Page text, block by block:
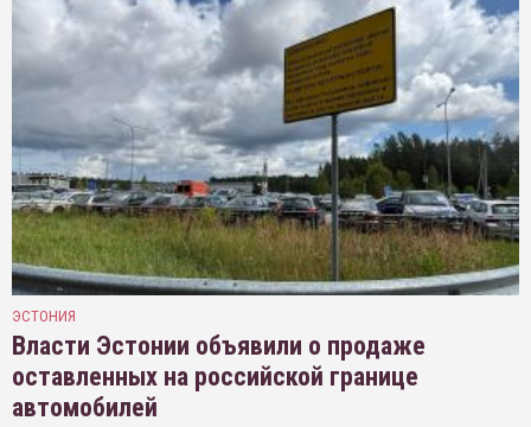
ЭСТОНИЯ
Власти Эстонии объявили о продаже
оставленных на российской границе
автомобилей